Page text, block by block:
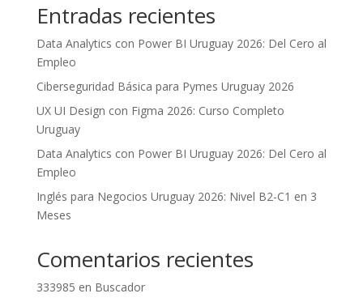
Entradas recientes
Data Analytics con Power BI Uruguay 2026: Del Cero al
Empleo
Ciberseguridad Básica para Pymes Uruguay 2026
UX UI Design con Figma 2026: Curso Completo
Uruguay
Data Analytics con Power BI Uruguay 2026: Del Cero al
Empleo
Inglés para Negocios Uruguay 2026: Nivel B2-C1 en 3
Meses
Comentarios recientes
333985 en Buscador